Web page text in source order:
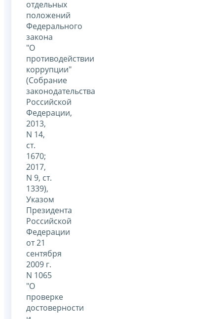
отдельных
положений
Федерального
закона
"О
противодействии
коррупции"
(Собрание
законодательства
Российской
Федерации,
2013,
N 14,
ст.
1670;
2017,
N 9, ст.
1339),
Указом
Президента
Российской
Федерации
от 21
сентября
2009 г.
N 1065
"О
проверке
достоверности